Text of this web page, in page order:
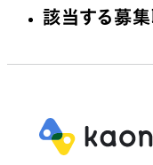
該当する募集